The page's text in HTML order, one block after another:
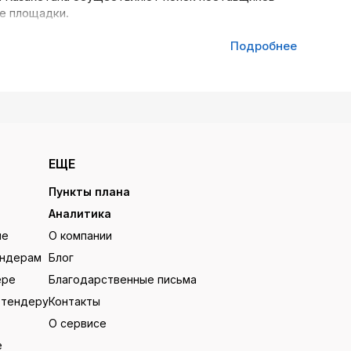
площадки.
ключевое слово, выберите прочие категории и
вашему вниманию. Вы можете конвертировать
почту.
в закупках.
Подробнее
ЕЩЕ
Пункты плана
Аналитика
О компании
Блог
Благодарственные письма
Контакты
О сервисе